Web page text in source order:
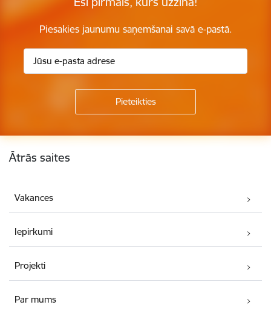
Piesakies jaunumu saņemšanai savā e-pastā.
Kājene
Ātrās saites
Vakances
Iepirkumi
Projekti
Par mums